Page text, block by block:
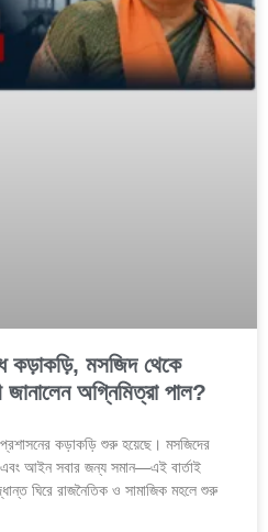
কড়াকড়ি, মসজিদ থেকে
জানালেন অগ্নিমিত্রা পাল?
প্রশাসনের কড়াকড়ি শুরু হয়েছে। মসজিদের
এবং আইন সবার জন্য সমান—এই বার্তাই
ঘিরে রাজনৈতিক ও সামাজিক মহলে শুরু